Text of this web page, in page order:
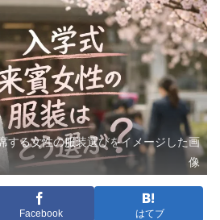
する女性の服装選びをイメージした画
像
Facebook はてブ